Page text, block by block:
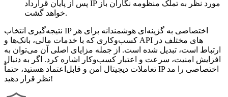
پس از پایان قرارداد IP مورد نظر به تملک منظومه نگاران باز
خواهد گشت.
نتیجه‌گیری انتخاب IP اختصاصی به گزینه‌ای هوشمندانه برای هر
کسب‌وکاری که با خدمات مالی، بانک‌ها و API های مختلف در
ارتباط است، تبدیل شده است. از جمله مزایای اصلی آن می‌توان به
افزایش امنیت، سرعت و اعتبار کسب‌وکار اشاره کرد. اگر به دنبال
تعاملات دیجیتال امن و قابل‌اعتماد هستید، حتماً IP اختصاصی را مد
نظر قرار دهید!